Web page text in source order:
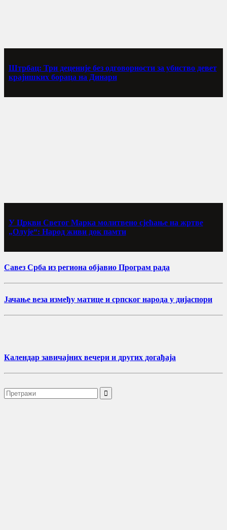
Штрбац: Три деценије без одговорности за убиство девет
крајишких бораца на Динари
У Цркви Светог Марка молитвено сјећање на жртве
„Олује“: Народ живи док памти
Савез Срба из региона објавио Програм рада
Јачање веза између матице и српског народа у дијаспори
Календар завичајних вечери и других догађаја